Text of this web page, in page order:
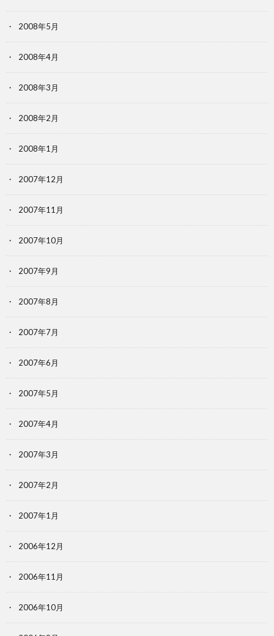
2008年5月
2008年4月
2008年3月
2008年2月
2008年1月
2007年12月
2007年11月
2007年10月
2007年9月
2007年8月
2007年7月
2007年6月
2007年5月
2007年4月
2007年3月
2007年2月
2007年1月
2006年12月
2006年11月
2006年10月